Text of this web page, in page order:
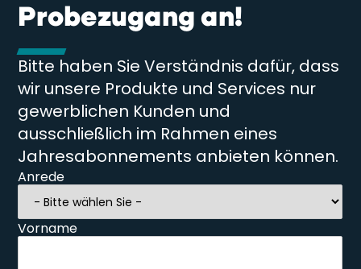
Probezugang an!